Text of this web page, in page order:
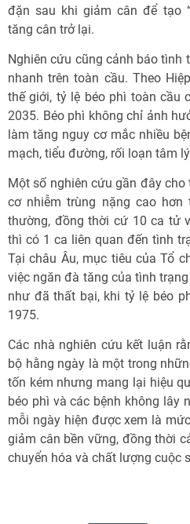
đặn sau khi giảm cân để tạo
tăng cân trở lại.
Nghiên cứu cũng cảnh báo tình
nhanh trên toàn cầu. Theo
thế giới, tỷ lệ béo phì toàn cầu
2035. Béo phì không chỉ ảnh
làm tăng nguy cơ mắc nhiều
mạch, tiểu đường, rối loạn tâm
Một số nghiên cứu gần đây
cơ nhiễm trùng nặng cao
thường, đồng thời cứ 10 ca tử
thì có 1 ca liên quan đến tình
Tại châu Âu, mục tiêu của Tổ
việc ngăn đà tăng của tình
như đã thất bại, khi tỷ lệ béo
1975.
Các nhà nghiên cứu kết luận
bộ hằng ngày là một trong
tốn kém nhưng mang lại hiệu
béo phì và các bệnh không lây
mỗi ngày hiện được xem là
giảm cân bền vững, đồng thời
chuyển hóa và chất lượng cuộc